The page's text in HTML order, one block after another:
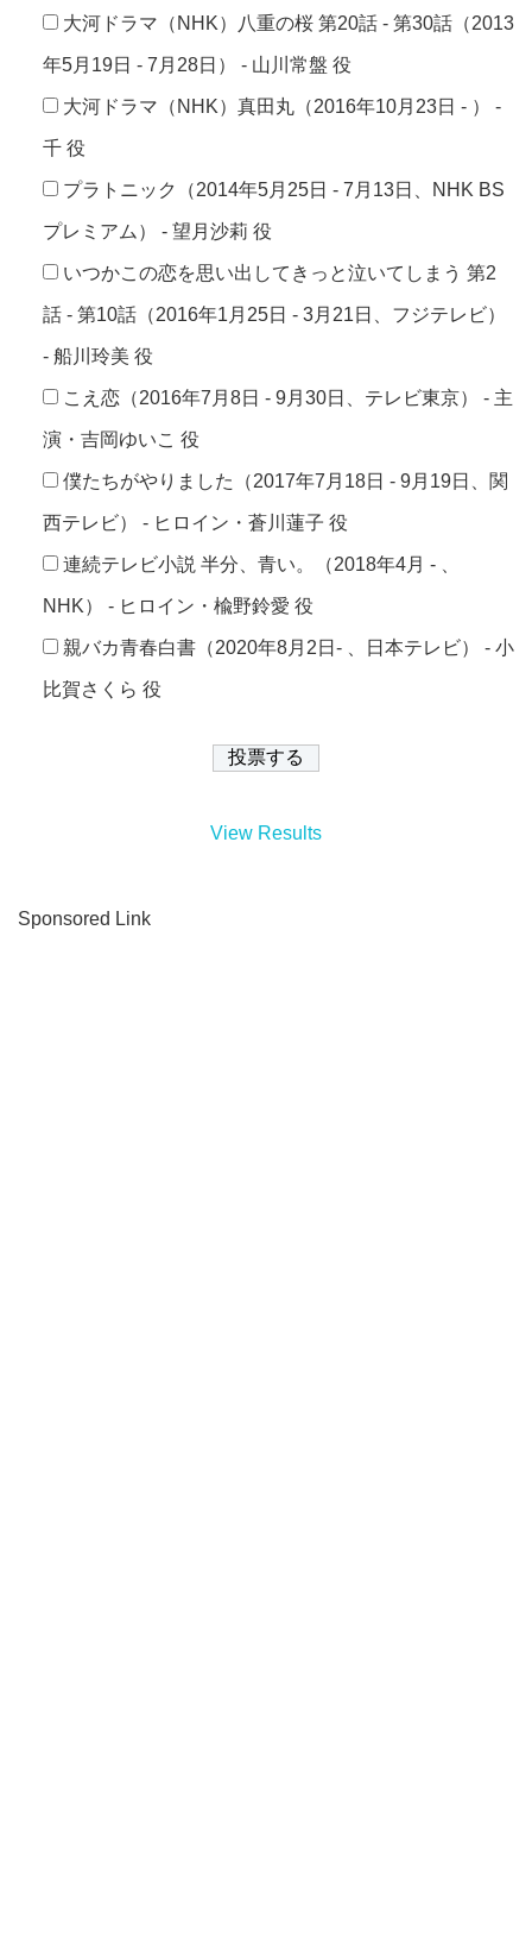
大河ドラマ（NHK）八重の桜 第20話 - 第30話（2013
年5月19日 - 7月28日） - 山川常盤 役
大河ドラマ（NHK）真田丸（2016年10月23日 - ） -
千 役
プラトニック（2014年5月25日 - 7月13日、NHK BS
プレミアム） - 望月沙莉 役
いつかこの恋を思い出してきっと泣いてしまう 第2
話 - 第10話（2016年1月25日 - 3月21日、フジテレビ）
- 船川玲美 役
こえ恋（2016年7月8日 - 9月30日、テレビ東京） - 主
演・吉岡ゆいこ 役
僕たちがやりました（2017年7月18日 - 9月19日、関
西テレビ） - ヒロイン・蒼川蓮子 役
連続テレビ小説 半分、青い。（2018年4月 - 、
NHK） - ヒロイン・楡野鈴愛 役
親バカ青春白書（2020年8月2日- 、日本テレビ） - 小
比賀さくら 役
View Results
Sponsored Link